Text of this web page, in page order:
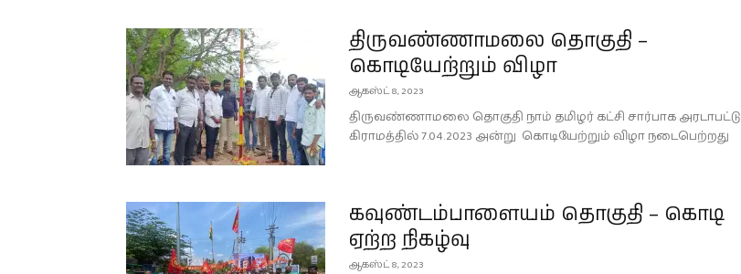
திருவண்ணாமலை தொகுதி –
கொடியேற்றும் விழா
ஆகஸ்ட் 8, 2023
திருவண்ணாமலை தொகுதி நாம் தமிழர் கட்சி சார்பாக அரடாபட்டு
கிராமத்தில் 7.04.2023 அன்று கொடியேற்றும் விழா நடைபெற்றது
கவுண்டம்பாளையம் தொகுதி – கொடி
ஏற்ற நிகழ்வு
ஆகஸ்ட் 8, 2023